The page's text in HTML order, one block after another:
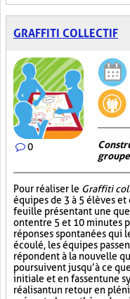
GRAFFITI COLLECTIF
0
groupe
Pour réaliser le Graffiti
équipes de 3 à 5 élèves
feuille présentant une
ont entre 5 et 10 minutes
réponses spontanées qui
écoulé, les équipes
répondent à la nouvelle
poursuivent jusqu’à ce
initiale et en fassent une
réalisant un retour en